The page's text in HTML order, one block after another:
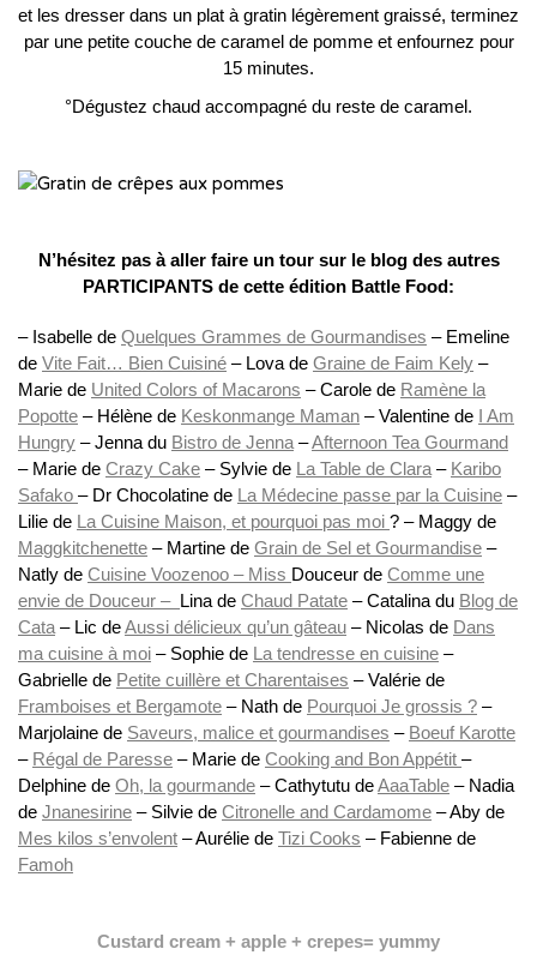
et les dresser dans un plat à gratin légèrement graissé, terminez
par une petite couche de caramel de pomme et enfournez pour
15 minutes.
°Dégustez chaud accompagné du reste de caramel.
N’hésitez pas à aller faire un tour sur le blog des autres
PARTICIPANTS de cette édition Battle Food:
– Isabelle de Quelques Grammes de Gourmandises – Emeline
de Vite Fait… Bien Cuisiné – Lova de Graine de Faim Kely –
Marie de United Colors of Macarons – Carole de Ramène la
Popotte – Hélène de Keskonmange Maman – Valentine de I Am
Hungry – Jenna du Bistro de Jenna –Afternoon Tea Gourmand
– Marie de Crazy Cake – Sylvie de La Table de Clara – Karibo
Safako – Dr Chocolatine de La Médecine passe par la Cuisine –
Lilie de La Cuisine Maison, et pourquoi pas moi ? – Maggy de
Maggkitchenette – Martine de Grain de Sel et Gourmandise –
Natly de Cuisine Voozenoo – Miss Douceur de Comme une
envie de Douceur – Lina de Chaud Patate – Catalina du Blog de
Cata – Lic deAussi délicieux qu’un gâteau – Nicolas de Dans
ma cuisine à moi – Sophie de La tendresse en cuisine –
Gabrielle de Petite cuillère et Charentaises – Valérie de
Framboises et Bergamote – Nath de Pourquoi Je grossis ? –
Marjolaine de Saveurs, malice et gourmandises – Boeuf Karotte
– Régal de Paresse – Marie de Cooking and Bon Appétit –
Delphine de Oh, la gourmande – Cathytutu deAaaTable – Nadia
de Jnanesirine – Silvie de Citronelle and Cardamome – Aby de
Mes kilos s’envolent – Aurélie de Tizi Cooks – Fabienne de
Famoh
Custard cream + apple + crepes= yummy